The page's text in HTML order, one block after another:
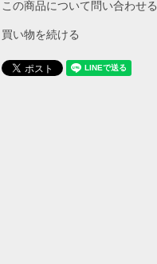
この商品について問い合わせる
買い物を続ける